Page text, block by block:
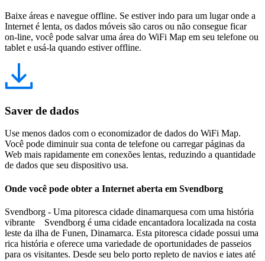
Baixe áreas e navegue offline. Se estiver indo para um lugar onde a
Internet é lenta, os dados móveis são caros ou não consegue ficar
on-line, você pode salvar uma área do WiFi Map em seu telefone ou
tablet e usá-la quando estiver offline.
Saver de dados
Use menos dados com o economizador de dados do WiFi Map.
Você pode diminuir sua conta de telefone ou carregar páginas da
Web mais rapidamente em conexões lentas, reduzindo a quantidade
de dados que seu dispositivo usa.
Onde você pode obter a Internet aberta em Svendborg
Svendborg - Uma pitoresca cidade dinamarquesa com uma história
vibrante Svendborg é uma cidade encantadora localizada na costa
leste da ilha de Funen, Dinamarca. Esta pitoresca cidade possui uma
rica história e oferece uma variedade de oportunidades de passeios
para os visitantes. Desde seu belo porto repleto de navios e iates até